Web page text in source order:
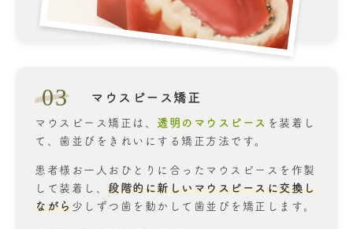
03 マウスピース矯正
マウスピース矯正は、 透明のマウスピース を装着し
て、歯並びをきれいにする矯正方法です。
患者様お一人おひとりに合ったマウスピースを作製
して装着し、 段階的に新しいマウスピースに交換し
ながら 少しずつ歯を動かして歯並びを矯正します。